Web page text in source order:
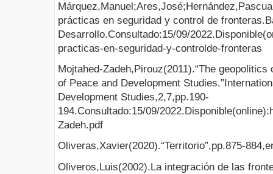
prácticas en seguridad y control de
Desarrollo.Consultado:15/09/
practicas-en-seguridad-y-controlde-fronteras
Mojtahed-Zadeh,Pirouz(2011).“The
of Peace and Development
Development Studies,2,7,pp.190-
194.Consultado:15/09/
Zadeh.pdf
Oliveras,Xavier(2020).“Territorio”,pp.875-
Oliveros,Luis(2002).La integración de las